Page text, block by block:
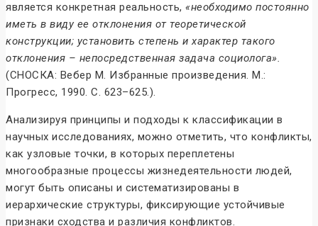
является конкретная реальность, «необходимо постоянно
иметь в виду ее отклонения от теоретической
конструкции; установить степень и характер такого
отклонения – непосредственная задача социолога».
(СНОСКА: Вебер М. Избранные произведения. М.:
Прогресс, 1990. С. 623–625.).
Анализируя принципы и подходы к классификации в
научных исследованиях, можно отметить, что конфликты,
как узловые точки, в которых переплетены
многообразные процессы жизнедеятельности людей,
могут быть описаны и систематизированы в
иерархические структуры, фиксирующие устойчивые
признаки сходства и различия конфликтов.